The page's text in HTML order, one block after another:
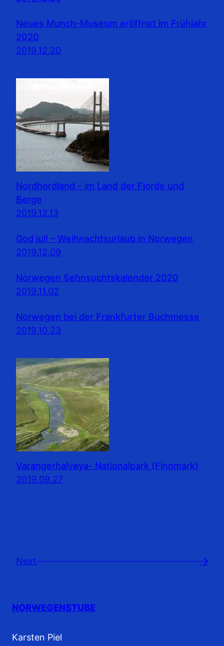
Neues Munch-Museum eröffnet im Frühjahr
2020
2019.12.20
Nordhordland – im Land der Fjorde und
Berge
2019.12.13
God jul! – Weihnachtsurlaub in Norwegen
2019.12.09
Norwegen Sehnsuchtskalender 2020
2019.11.02
Norwegen bei der Frankfurter Buchmesse
2019.10.23
Varangerhalvøya- Nationalpark (Finnmark)
2019.09.27
Next →
NORWEGENSTUBE
Karsten Piel